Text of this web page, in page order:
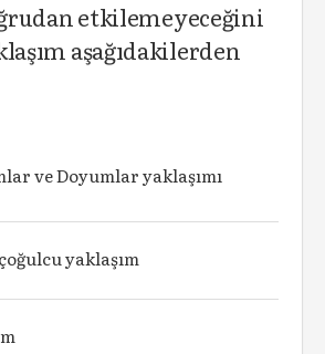
etkilemeyeceğini
aşağıdakilerden
ve Doyumlar yaklaşımı
yaklaşım